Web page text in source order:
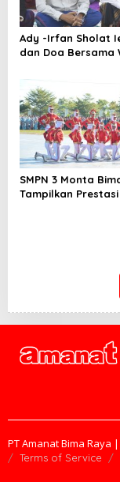
Ady -Irfan Sholat
dan Doa Bersama
SMPN 3 Monta
Tampilkan
PT Amanat Bima Raya
Terms of Service